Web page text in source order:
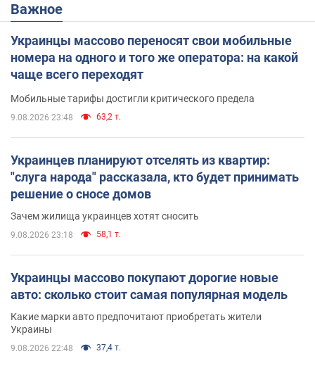
Важное
Украинцы массово переносят свои мобильные
номера на одного и того же оператора: на какой
чаще всего переходят
Мобильные тарифы достигли критического предела
9.08.2026 23:48 63,2 т.
Украинцев планируют отселять из квартир:
"слуга народа" рассказала, кто будет принимать
решение о сносе домов
Зачем жилища украинцев хотят сносить
9.08.2026 23:18 58,1 т.
Украинцы массово покупают дорогие новые
авто: сколько стоит самая популярная модель
Какие марки авто предпочитают приобретать жители
Украины
9.08.2026 22:48 37,4 т.